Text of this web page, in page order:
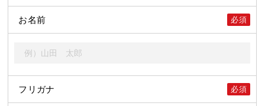
お名前 必須
フリガナ 必須